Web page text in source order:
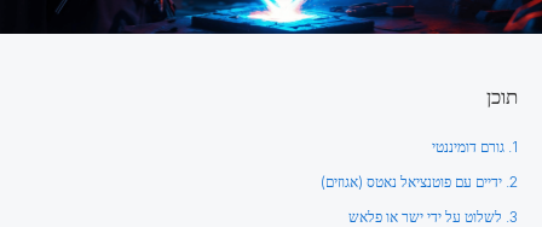
תוכן
1. גורם דומיננטי
2. ידיים עם פוטנציאל נאטס (אגוזים)
3. לשלוט על ידי ישר או פלאש